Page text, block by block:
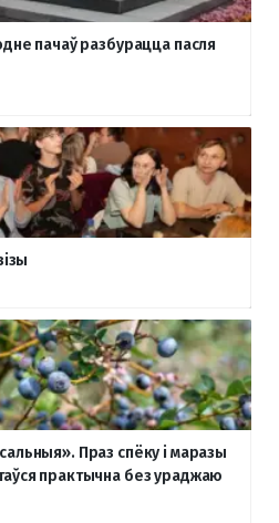
пачаў разбурацца пасля
Праз спёку і маразы
практычна без ураджаю